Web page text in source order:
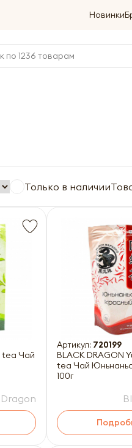
Новинки
Только в наличии
tea Чай
Артикул: 720199
BLACK DRAGON
tea Чай
100г